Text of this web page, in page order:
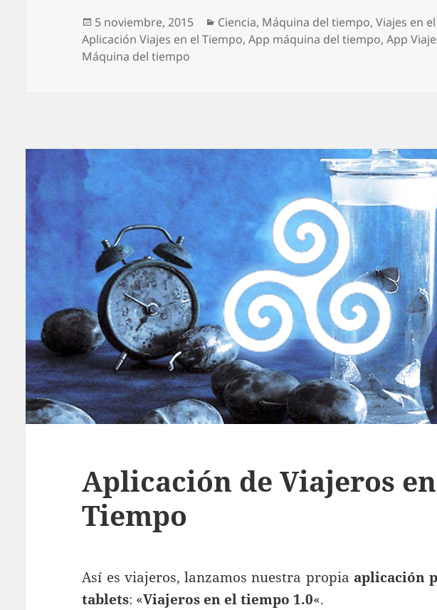
Publicado
el
5 noviembre, 2015 Categorías
Ciencia, Máquina del tiempo,Viajes en
Aplicación Viajes en el Tiempo,App máquina del tiempo,App
Máquina del tiempo
Aplicación de Viajeros
Tiempo
Así es viajeros, lanzamos nuestra propia aplicación
tablets: «Viajeros en el tiempo 1.0«.